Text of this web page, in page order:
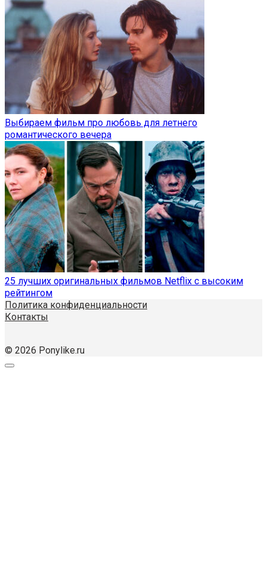
Выбираем фильм про любовь для летнего
романтического вечера
25 лучших оригинальных фильмов Netflix с высоким
рейтингом
Политика конфиденциальности
Контакты
© 2026 Ponylike.ru